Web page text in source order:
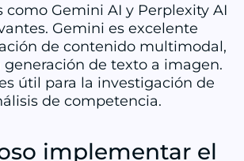
como Gemini AI y Perplexity AI
Gemini es excelente
de contenido multimodal,
de texto a imagen.
útil para la investigación de
de competencia.
implementar el